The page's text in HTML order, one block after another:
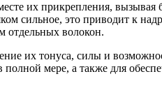
их прикрепления,
сильное, это приводит к
отдельных волокон.
их тонуса, силы и
мере, а также для